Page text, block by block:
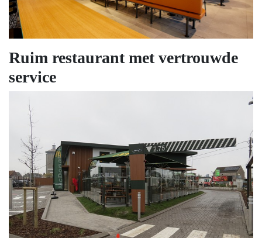
Ruim restaurant met vertrouwde
service